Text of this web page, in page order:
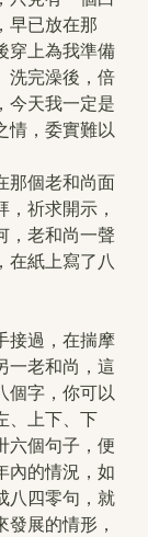
早已放在那
穿上為我準備
洗完澡後，倍
今天我一定是
情，委實難以
那個老和尚面
祈求開示，
，老和尚一聲
在紙上寫了八
接過，在揣摩
一老和尚，這
個字，你可以
、上下、下
六個句子，便
內的情況，如
八四零句，就
展的情形，